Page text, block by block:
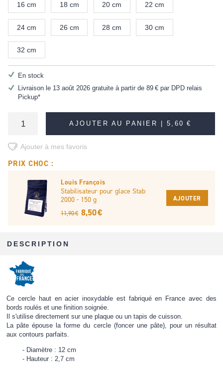
16 cm 18 cm 20 cm 22 cm
24 cm 26 cm 28 cm 30 cm
32 cm
En stock
Livraison le 13 août 2026 gratuite à partir de 89 €par DPD relais
Pickup*
AJOUTER AU PANIER | 5,60 €
Ajouter à mes favoris
PRIX CHOC :
Louis François
Stabilisateur pour glace Stab
2000 - 150 g
11,90 € 8,50 €
AJOUTER
DESCRIPTION
Ce cercle haut en acier inoxydable est fabriqué en France avec des
bords roulés et une finition soignée.
Il s'utilise directement sur une plaque ou un tapis de cuisson.
La pâte épouse la forme du cercle (foncer une pâte), pour un résultat
aux contours parfaits.
Diamètre : 12 cm
Hauteur : 2,7 cm